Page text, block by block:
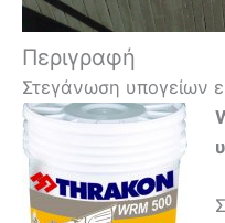
Περιγραφή
Στεγάνωση υπογείων